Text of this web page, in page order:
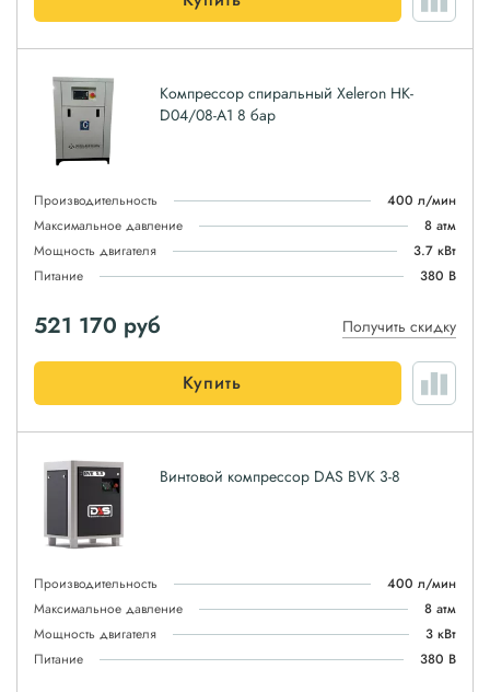
Компрессор спиральный Xeleron HK-
D04/08-A1 8 бар
Производительность
400 л/мин
Максимальное давление
8 атм
Мощность двигателя
3.7 кВт
Питание
380 В
521 170 руб Получить скидку
Купить
Винтовой компрессор DAS BVK 3-8
Производительность
400 л/мин
Максимальное давление
8 атм
Мощность двигателя
3 кВт
Питание
380 В